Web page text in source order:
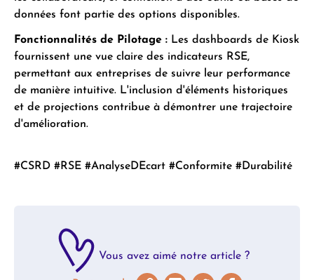
données font partie des options disponibles.
Fonctionnalités de Pilotage : Les dashboards de Kiosk
fournissent une vue claire des indicateurs RSE,
permettant aux entreprises de suivre leur performance
de manière intuitive. L'inclusion d'éléments historiques
et de projections contribue à démontrer une trajectoire
d'amélioration.
#CSRD #RSE #AnalyseDEcart #Conformite #Durabilité
Vous avez aimé notre article ?